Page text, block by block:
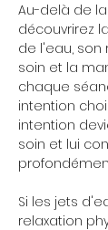
Au-delà de
découvrirez
de l'eau, son
soin et la
chaque
intention
intention
soin et lui
Si les jets
relaxation